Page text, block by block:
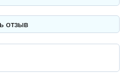
отзыв